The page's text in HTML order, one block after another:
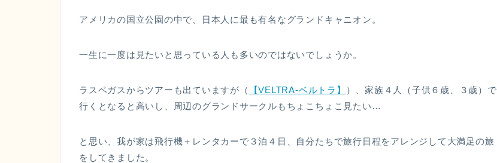
アメリカの国立公園の中で、日本人に最も有名なグランドキャニオン。
一生に一度は見たいと思っている人も多いのではないでしょうか。
ラスベガスからツアーも出ていますが（ 【VELTRA-ベルトラ】
）、家族４人（子供６歳、３歳）で
行くとなると高いし、周辺のグランドサークルもちょこちょこ見たい…
と思い、我が家は飛行機＋レンタカーで３泊４日、 自分たちで旅行日程をアレンジ して 大満足の旅
をしてきました。